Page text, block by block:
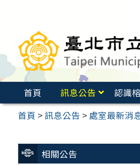
要
容
首頁 訊息公告 認識
首頁 >訊息公告 > 處室最新消
相關公告